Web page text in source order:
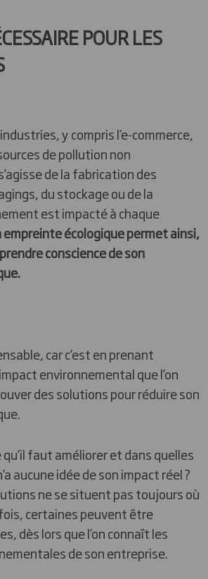
POUR LES
y compris l’e-commerce,
de pollution non
de la fabrication des
du stockage ou de la
est impacté à chaque
empreinte écologique permet ainsi,
conscience de son
car c’est en prenant
environnemental que l’on
des solutions pour réduire son
faut améliorer et dans quelles
aucune idée de son impact réel ?
ne se situent pas toujours où
certaines peuvent être
dès lors que l’on connaît les
de son entreprise.